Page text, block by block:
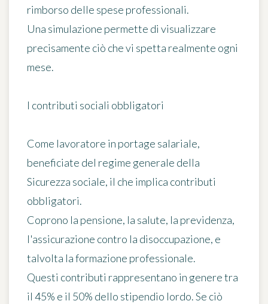
rimborso delle spese professionali.
Una simulazione permette di visualizzare
precisamente ciò che vi spetta realmente ogni
mese.
I contributi sociali obbligatori
Come lavoratore in portage salariale,
beneficiate del regime generale della
Sicurezza sociale, il che implica contributi
obbligatori.
Coprono la pensione, la salute, la previdenza,
l'assicurazione contro la disoccupazione, e
talvolta la formazione professionale.
Questi contributi rappresentano in genere tra
il 45% e il 50% dello stipendio lordo. Se ciò